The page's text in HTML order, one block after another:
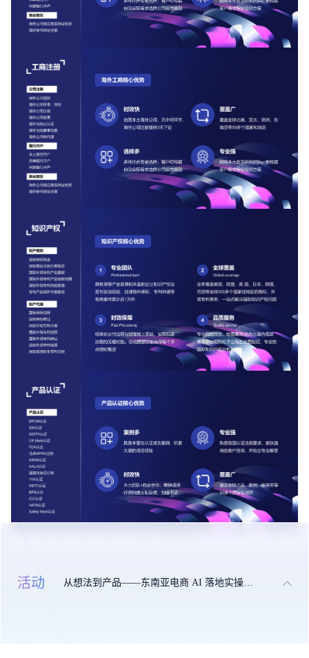
活动 从想法到产品——东南亚电商 AI 落地实操大课